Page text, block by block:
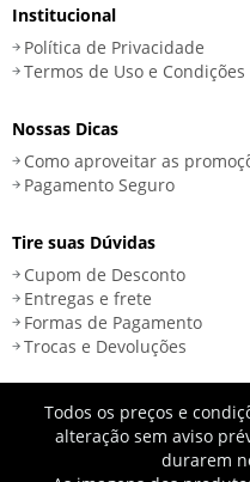
Institucional
Política de Privacidade
Termos de Uso e Condições
Nossas Dicas
Como aproveitar as
Pagamento Seguro
Tire suas Dúvidas
Cupom de Desconto
Entregas e frete
Formas de Pagamento
Trocas e Devoluções
Todos os preços e
alteração sem aviso
durarem